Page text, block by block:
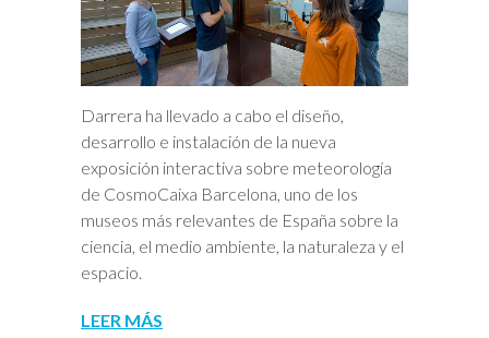
Darrera ha llevado a cabo el diseño,
desarrollo e instalación de la nueva
exposición interactiva sobre meteorología
de CosmoCaixa Barcelona, uno de los
museos más relevantes de España sobre la
ciencia, el medio ambiente, la naturaleza y el
espacio.
LEER MÁS